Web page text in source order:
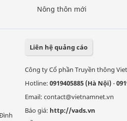
Nông thôn mới
Liên hệ quảng cáo
Công ty Cổ phần Truyền thông
Hotline: 0919405885 (Hà Nội)-
Email: contact@vietnamnet.vn
Báo giá: http://vads.vn